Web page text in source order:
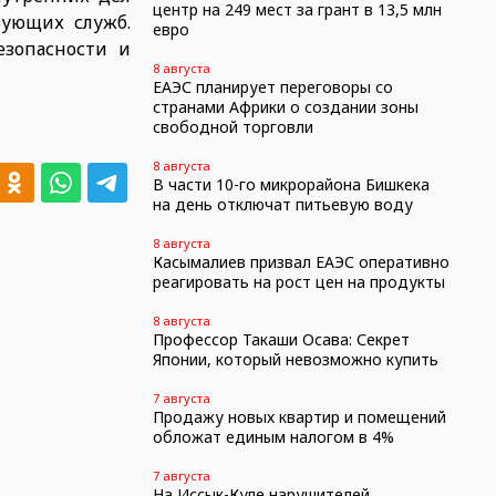
служб.
и
центр на 249 мест за грант в 13,5 млн
евро
8 августа
ЕАЭС планирует переговоры со
странами Африки о создании зоны
свободной торговли
8 августа
В части 10-го микрорайона Бишкека
на день отключат питьевую воду
8 августа
Касымалиев призвал ЕАЭС оперативно
реагировать на рост цен на продукты
8 августа
Профессор Такаши Осава: Секрет
Японии, который невозможно купить
7 августа
Продажу новых квартир и помещений
обложат единым налогом в 4%
7 августа